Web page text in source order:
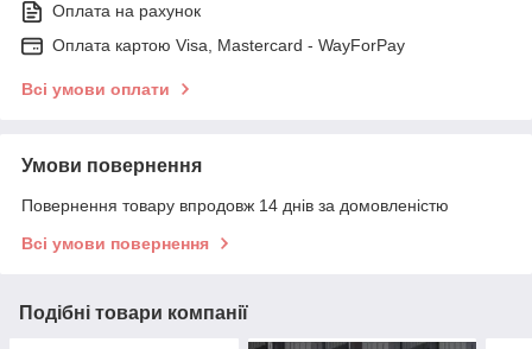
Оплата на рахунок
Оплата картою Visa, Mastercard - WayForPay
Всі умови оплати
Умови повернення
Повернення товару впродовж 14 днів за домовленістю
Всі умови повернення
Подібні товари компанії